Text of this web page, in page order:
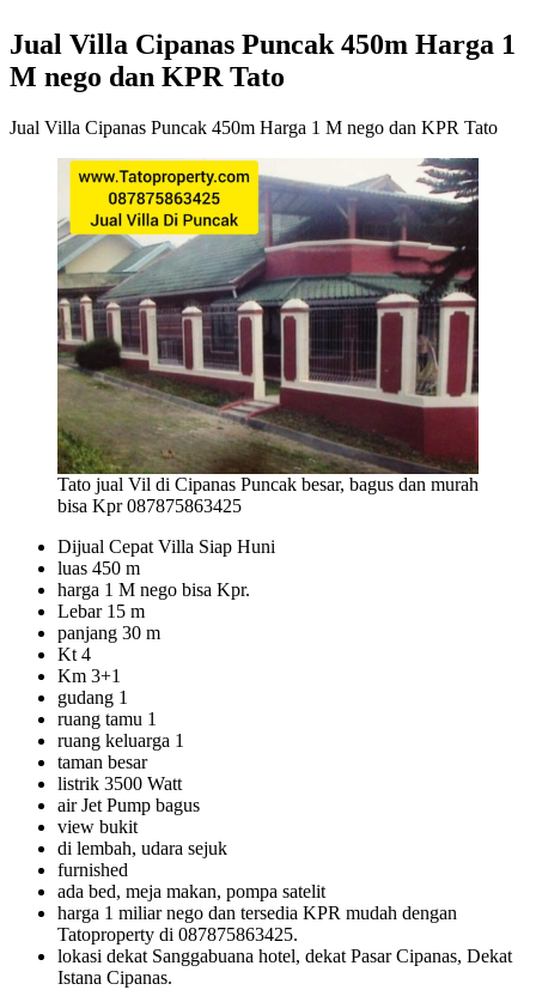
Jual Villa Cipanas Puncak 450m Harga 1
M nego dan KPR Tato
Jual Villa Cipanas Puncak 450m Harga 1 M nego dan KPR Tato
Tato jual Vil di Cipanas Puncak besar, bagus dan murah
bisa Kpr 087875863425
Dijual Cepat Villa Siap Huni
luas 450 m
harga 1 M nego bisa Kpr.
Lebar 15 m
panjang 30 m
Kt 4
Km 3+1
gudang 1
ruang tamu 1
ruang keluarga 1
taman besar
listrik 3500 Watt
air Jet Pump bagus
view bukit
di lembah, udara sejuk
furnished
ada bed, meja makan, pompa satelit
harga 1 miliar nego dan tersedia KPR mudah dengan
Tatoproperty di 087875863425.
lokasi dekat Sanggabuana hotel, dekat Pasar Cipanas, Dekat
Istana Cipanas.